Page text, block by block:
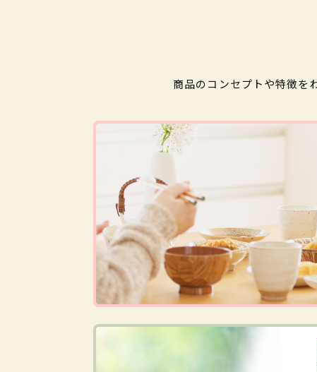
商品のコンセプトや特徴を